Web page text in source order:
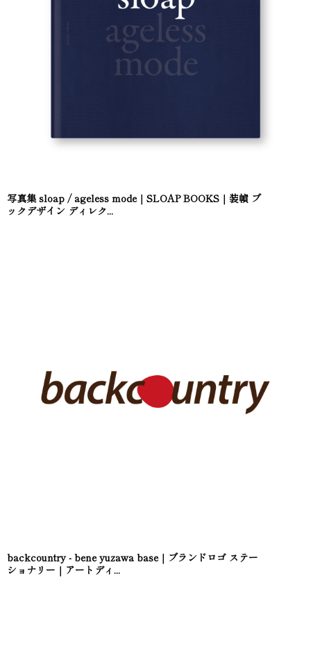
写真集 sloap / ageless mode｜SLOAP BOOKS｜装幀 ブ
ックデザイン ディレク...
backcountry - bene yuzawa base｜ブランドロゴ ステー
ショナリー｜アートディ...